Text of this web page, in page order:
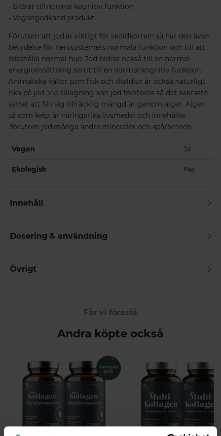
- Bidrar till normal kognitiv funktion
- Vegangodkänd produkt
Förutom att jod är viktigt för sköldkörteln så har den även
betydelse för nervsystemets normala funktion och till att
bibehålla normal hud. Jod bidrar också till en normal
energiomsättning samt till en normal kognitiv funktion.
Animaliska källor som fisk och skaldjur är också naturligt
rika på jod. Vid tillagning kan jod förstöras så det säkraste
sättet att få i sig tillräcklig mängd är genom alger. Alger,
så som kelp, är näringsrika livsmedel och innehåller
förutom jod många andra mineraler och spårämnen.
Vegan Ja
Ekologisk Nej
Innehåll
Dosering & användning
Övrigt
Får vi föreslå
Andra köpte också